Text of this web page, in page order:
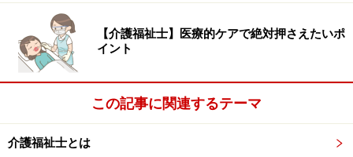
自己覚知とは、自分の能力、性格、価値観などを理解す
ること。自らの価値観や感情で介護サービスを行うと、
誤った判断や事故に繋がる可能性があります。援助者
は、自分を知り、その感情をコントロールすることが大
切になのです。
【介護福祉士】医療的ケアで絶対押さえたいポ
イント
この記事に関連するテーマ
介護福祉士とは